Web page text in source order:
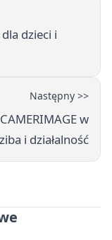
dzieci i
Następny >>
w
i działalność